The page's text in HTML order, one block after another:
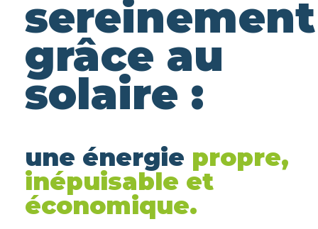
sereinement
grâce au
solaire :
une énergie propre,
inépuisable et
économique.